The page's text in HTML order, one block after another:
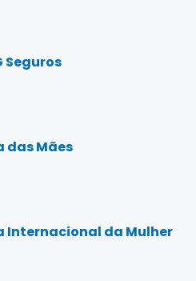
Seguros
das Mães
Internacional da Mulher